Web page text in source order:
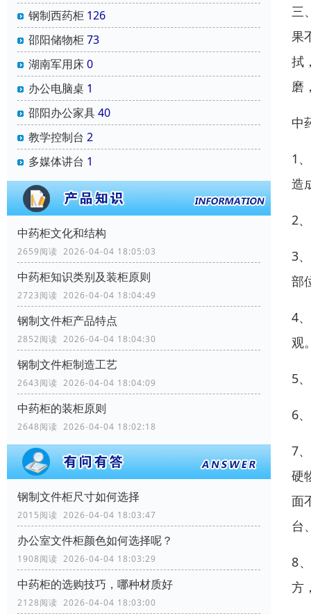
钢制西药柜 126
邵阳储物柜73
湖南军用床0
办公电脑桌 1
邵阳办公家具40
教学控制台 2
多媒体讲台 1
中药柜文化和结构
2659阅读 2026-04-04 18:05:03
中药柜知识类别及装柜原则
2723阅读 2026-04-04 18:04:49
钢制文件柜产品特点
2852阅读 2026-04-04 18:04:30
钢制文件柜制造工艺
2643阅读 2026-04-04 18:04:09
中药柜的装柜原则
2648阅读 2026-04-04 18:02:18
钢制文件柜尺寸如何选择
2015阅读 2026-04-04 18:03:47
办公室文件柜颜色如何选择呢？
1908阅读 2026-04-04 18:03:29
中药柜的选购技巧，哪种材质好
2128阅读 2026-04-04 18:03:00
三
果
拭
磨
中
1
造
2
3
部
4
观
5
6
7
硬
面
台
8
方